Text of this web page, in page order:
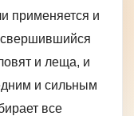
применяется и
свершившийся
и леща, и
и сильным
все